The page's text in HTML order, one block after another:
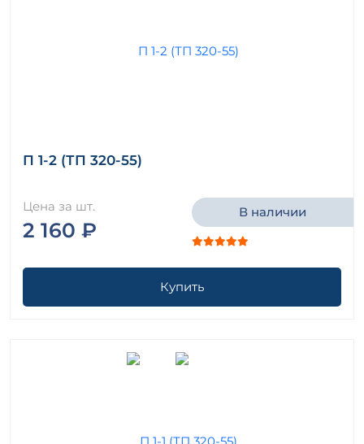
П 1-2 (ТП 320-55)
Цена за шт.
2 160 ₽
В наличии
Купить